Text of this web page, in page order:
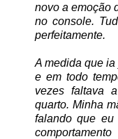
novo a emoção
no console.
perfeitamente.
A medida que
e em todo
vezes faltava
quarto. Minha
falando que eu